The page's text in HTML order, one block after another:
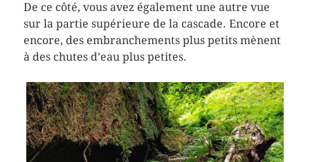
De ce côté, vous avez également une autre vue
sur la partie supérieure de la cascade. Encore et
encore, des embranchements plus petits mènent
à des chutes d’eau plus petites.